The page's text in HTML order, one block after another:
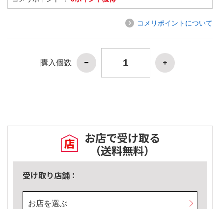
コメリポイントについて
購入個数
お店で受け取る
（送料無料）
受け取り店舗：
お店を選ぶ